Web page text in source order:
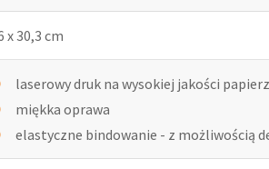
x 30,3 cm
laserowy druk na wysokiej jakości
miękka oprawa
elastyczne bindowanie - z możliwością